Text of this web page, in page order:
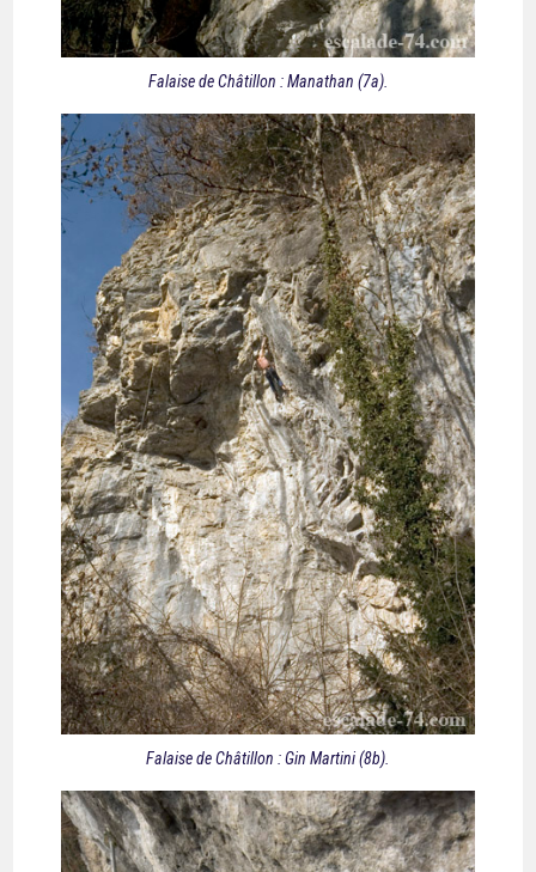
Falaise de Châtillon : Manathan (7a).
Falaise de Châtillon : Gin Martini (8b).